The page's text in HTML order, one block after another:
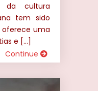
da cultura
tem sido
oferece uma
e […]
Continue